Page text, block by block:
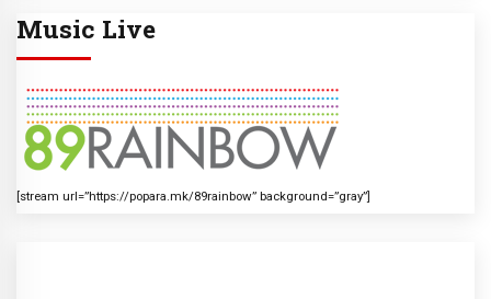
Music Live
[stream url=”https://popara.mk/89rainbow” background=”gray”]